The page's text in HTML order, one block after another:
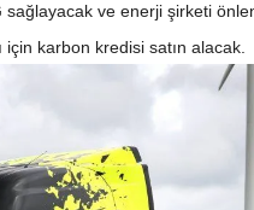
ve enerji şirketi
için karbon kredisi satın alacak.